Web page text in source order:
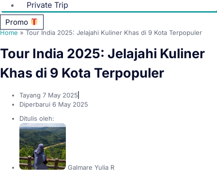
Private Trip
Promo
Home»Tour India 2025: Jelajahi Kuliner Khas di 9 Kota Terpopuler
Tour India 2025: Jelajahi Kuliner
Khas di 9 Kota Terpopuler
Tayang 7 May 2025
Diperbarui 6 May 2025
Ditulis oleh:
Galmare Yulia R